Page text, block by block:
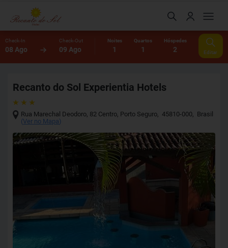
Check-In
08 Ago
Check-Out
09 Ago
Noites
1
Quartos
1
Hóspedes
2 Editar
Recanto do Sol Experientia Hotels
Rua Marechal Deodoro, 82 Centro, Porto Seguro, 45810-000, Brasil
(Ver no Mapa)